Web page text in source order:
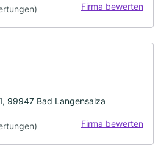
Firma bewerten
99947 Bad Langensalza
Firma bewerten